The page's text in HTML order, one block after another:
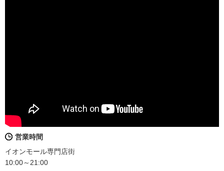
営業時間
イオンモール専門店街
10:00～21:00